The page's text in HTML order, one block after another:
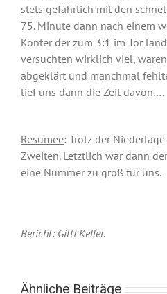
stets gefährlich mit den
75. Minute dann nach einem
Konter der zum 3:1 im Tor
versuchten wirklich viel,
abgeklärt und manchmal
lief uns dann die Zeit davon….
Resümee: Trotz der
Zweiten. Letztlich war dann
eine Nummer zu groß für uns.
Bericht: Gitti Keller.
Ähnliche Beiträge